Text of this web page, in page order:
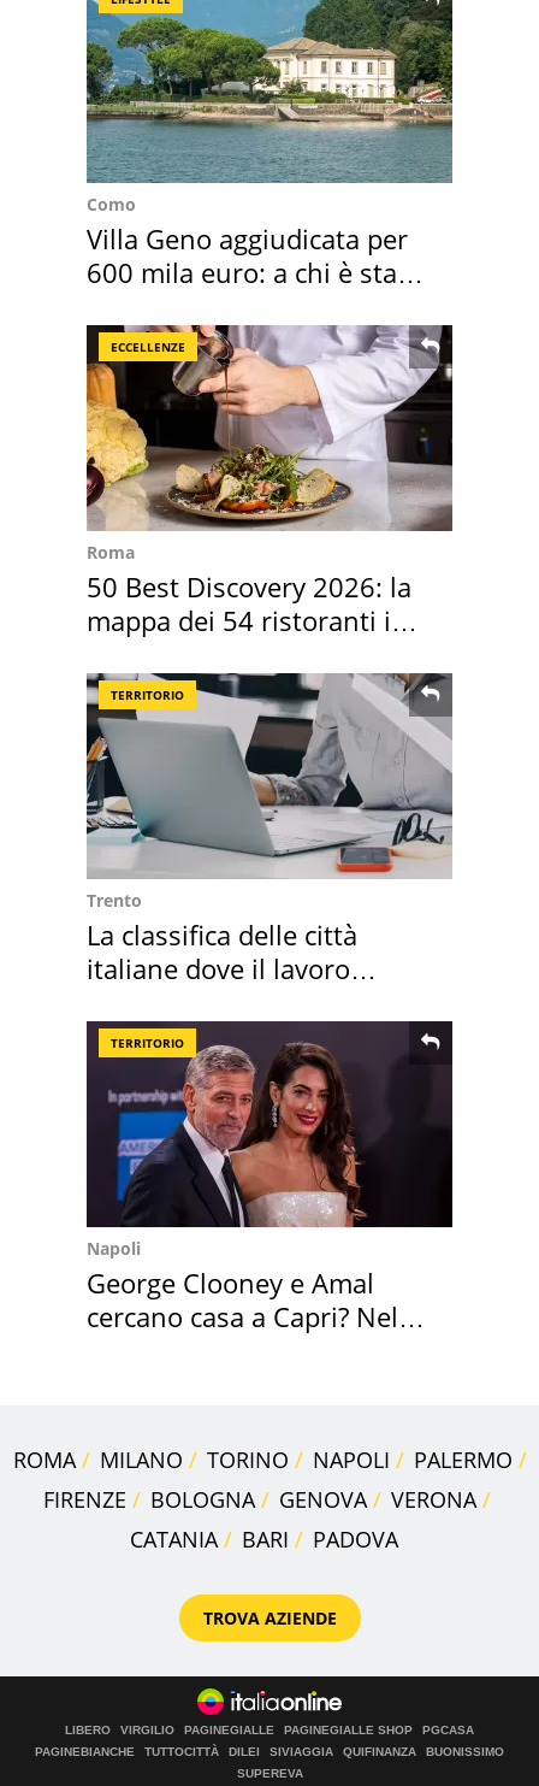
Como
Villa Geno aggiudicata per
600 mila euro: a chi è stata
ECCELLENZE
Roma
50 Best Discovery 2026: la
mappa dei 54 ristoranti in
TERRITORIO
Trento
La classifica delle città
italiane dove il lavoro
TERRITORIO
Napoli
George Clooney e Amal
cercano casa a Capri? Nel
ROMA MILANO TORINO NAPOLI
PALERMO
FIRENZE
BOLOGNA GENOVA
VERONA
CATANIA
BARI PADOVA
TROVA AZIENDE
LIBERO VIRGILIO PAGINEGIALLE PAGINEGIALLE SHOP
PGCASA
PAGINEBIANCHE
TUTTOCITTÀ DILEI SIVIAGGIA QUIFINANZA
BUONISSIMO
SUPEREVA